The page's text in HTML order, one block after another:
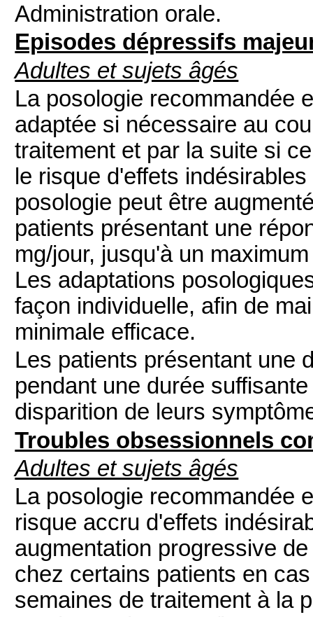
Administration orale.
Episodes dépressifs
Adultes et sujets âgés
La posologie recommandée
adaptée si nécessaire au
traitement et par la suite si
le risque d'effets
posologie peut être
patients présentant une
mg/jour, jusqu'à un
Les adaptations
façon individuelle, afin de
minimale efficace.
Les patients présentant une
pendant une durée
disparition de leurs
Troubles obsessionnels
Adultes et sujets âgés
La posologie recommandée
risque accru d'effets
augmentation progressive
chez certains patients en
semaines de traitement à la